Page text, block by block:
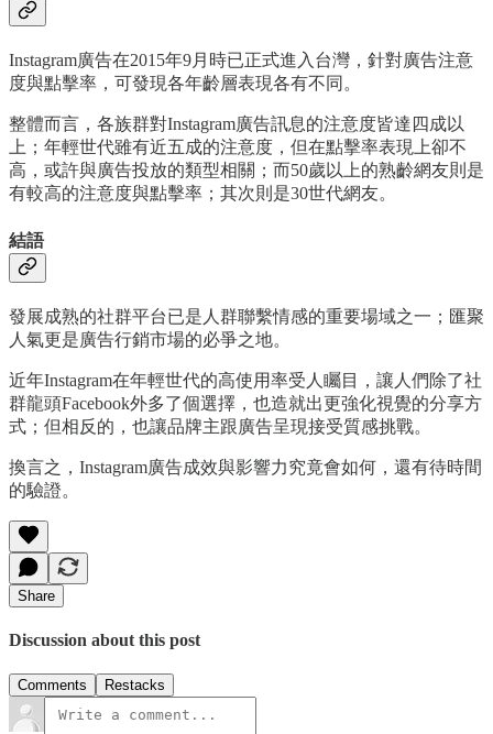
Instagram廣告在2015年9月時已正式進入台灣，針對廣告注意
度與點擊率，可發現各年齡層表現各有不同。
整體而言，各族群對Instagram廣告訊息的注意度皆達四成以
上；年輕世代雖有近五成的注意度，但在點擊率表現上卻不
高，或許與廣告投放的類型相關；而50歲以上的熟齡網友則是
有較高的注意度與點擊率；其次則是30世代網友。
結語
發展成熟的社群平台已是人群聯繫情感的重要場域之一；匯聚
人氣更是廣告行銷市場的必爭之地。
近年Instagram在年輕世代的高使用率受人矚目，讓人們除了社
群龍頭Facebook外多了個選擇，也造就出更強化視覺的分享方
式；但相反的，也讓品牌主跟廣告呈現接受質感挑戰。
換言之，Instagram廣告成效與影響力究竟會如何，還有待時間
的驗證。
Share
Discussion about this post
Comments Restacks